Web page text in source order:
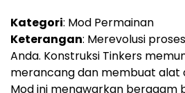
Kategori: Mod Permainan
Keterangan: Merevolusi
Anda. Konstruksi Tinkers
merancang dan membuat alat
Mod ini menawarkan beragam